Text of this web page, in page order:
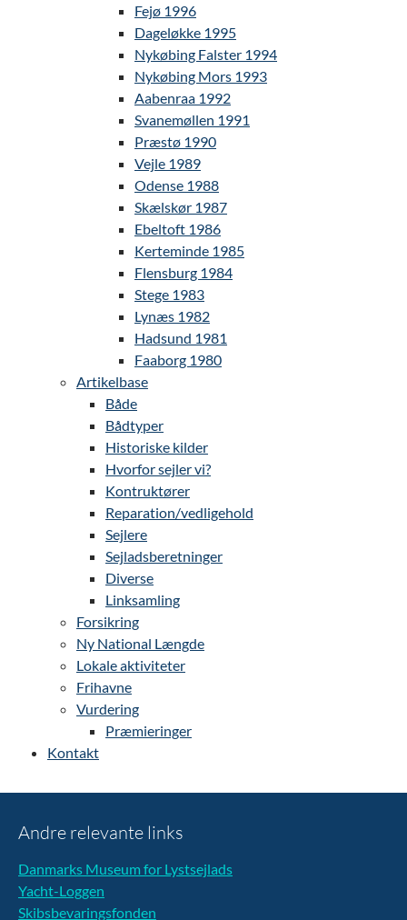
Fejø 1996
Dageløkke 1995
Nykøbing Falster 1994
Nykøbing Mors 1993
Aabenraa 1992
Svanemøllen 1991
Præstø 1990
Vejle 1989
Odense 1988
Skælskør 1987
Ebeltoft 1986
Kerteminde 1985
Flensburg 1984
Stege 1983
Lynæs 1982
Hadsund 1981
Faaborg 1980
Artikelbase
Både
Bådtyper
Historiske kilder
Hvorfor sejler vi?
Kontruktører
Reparation/vedligehold
Sejlere
Sejladsberetninger
Diverse
Linksamling
Forsikring
Ny National Længde
Lokale aktiviteter
Frihavne
Vurdering
Præmieringer
Kontakt
Andre relevante links
Danmarks Museum for Lystsejlads
Yacht-Loggen
Skibsbevaringsfonden